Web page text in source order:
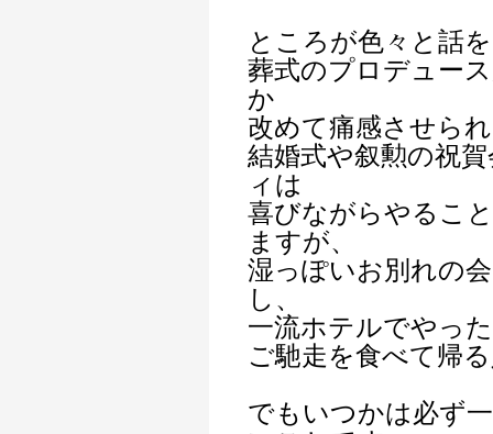
ところが色々と話
葬式のプロデュー
か
改めて痛感させら
結婚式や叙勲の祝
ィは
喜びながらやるこ
ますが、
湿っぽいお別れの
し、
一流ホテルでやっ
ご馳走を食べて帰
でもいつかは必ず